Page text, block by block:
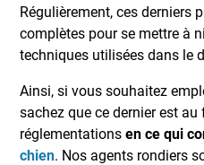
Régulièrement, ces derniers
complètes pour se mettre à
techniques utilisées dans le
Ainsi, si vous souhaitez
sachez que ce dernier est
réglementationsen ce qui
chien. Nos agents rondiers